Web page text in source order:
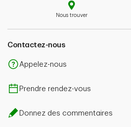
Nous trouver
Contactez-nous
Appelez-nous
Prendre rendez-vous
Donnez des commentaires